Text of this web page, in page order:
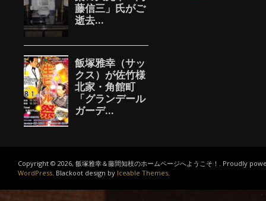
Copyright © 2026, 飯塚雅幸＆藤間知枝のホームページへようこそ！. Proudly
WordPress. Blackoot design by Iceable Themes.